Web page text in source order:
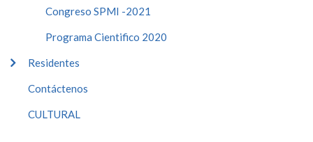
Congreso SPMI -2021
Programa Cientifico 2020
Residentes
Contáctenos
CULTURAL